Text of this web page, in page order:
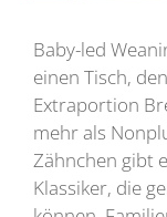
Baby-led
einen Tisch,
Extraportion
mehr als
Zähnchen gibt
Klassiker, die